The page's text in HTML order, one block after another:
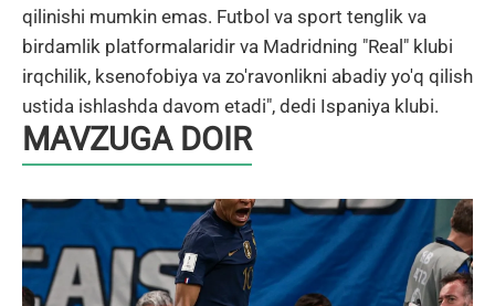
qilinishi mumkin emas. Futbol va sport tenglik va
birdamlik platformalaridir va Madridning "Real" klubi
irqchilik, ksenofobiya va zo'ravonlikni abadiy yo'q qilish
ustida ishlashda davom etadi", dedi Ispaniya klubi.
MAVZUGA DOIR